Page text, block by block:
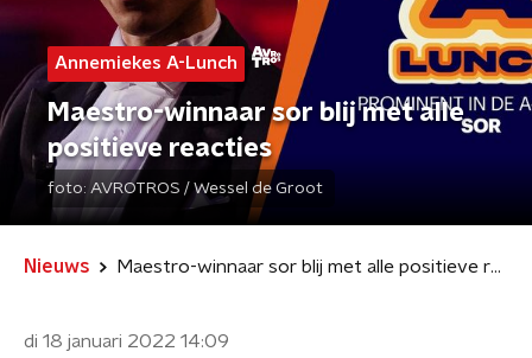
Annemiekes A-Lunch
Maestro-winnaar sor blij met alle
positieve reacties
foto: AVROTROS / Wessel de Groot
Nieuws Maestro-winnaar sor blij met alle positieve reacties
di 18 januari 2022 14:09